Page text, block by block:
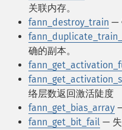
关联内存。
fann_destroy_train —
确的副本。
络层数返回激活陡度
fann_get_bias_array
fann_get_bit_fail —